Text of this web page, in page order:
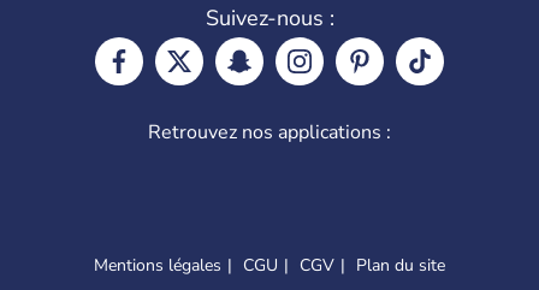
Suivez-nous :
Retrouvez nos applications :
Mentions légales CGU CGV
Plan du site